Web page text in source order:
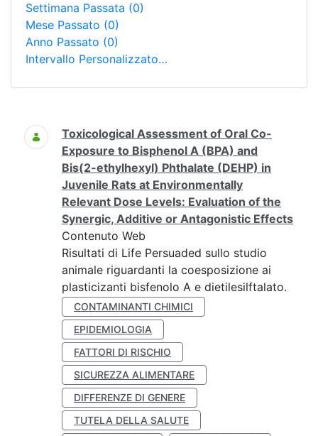
Settimana Passata (0)
Mese Passato (0)
Anno Passato (0)
Intervallo Personalizzato…
Ricerca
Toxicological Assessment of Oral Co-
Exposure to Bisphenol A (BPA) and
Bis(2-ethylhexyl) Phthalate (DEHP) in
Juvenile Rats at Environmentally
Relevant Dose Levels: Evaluation of the
Synergic, Additive or Antagonistic Effects
Contenuto Web
Risultati di Life Persuaded sullo studio
animale riguardanti la coesposizione ai
plasticizanti bisfenolo A e dietilesilftalato.
CONTAMINANTI CHIMICI
EPIDEMIOLOGIA
FATTORI DI RISCHIO
SICUREZZA ALIMENTARE
DIFFERENZE DI GENERE
TUTELA DELLA SALUTE